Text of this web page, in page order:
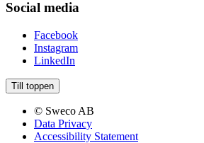
Social media
Facebook
Instagram
LinkedIn
Till toppen
© Sweco AB
Data Privacy
Accessibility Statement